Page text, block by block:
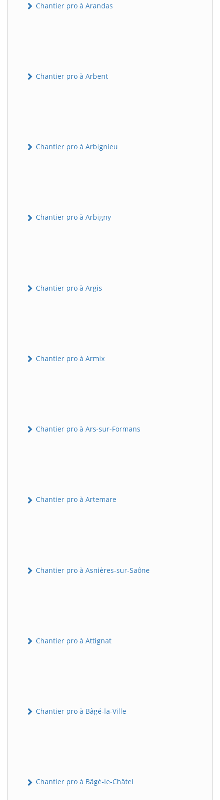
Chantier pro à Arandas
Chantier pro à Arbent
Chantier pro à Arbignieu
Chantier pro à Arbigny
Chantier pro à Argis
Chantier pro à Armix
Chantier pro à Ars-sur-Formans
Chantier pro à Artemare
Chantier pro à Asnières-sur-Saône
Chantier pro à Attignat
Chantier pro à Bâgé-la-Ville
Chantier pro à Bâgé-le-Châtel